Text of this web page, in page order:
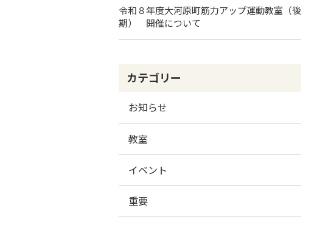
令和８年度大河原町筋力アップ運動教室（後
期） 開催について
カテゴリー
お知らせ
教室
イベント
重要